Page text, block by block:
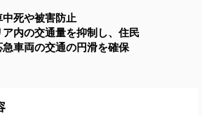
死や被害防止
内の交通量を抑制し、住民
急車両の交通の円滑を確保